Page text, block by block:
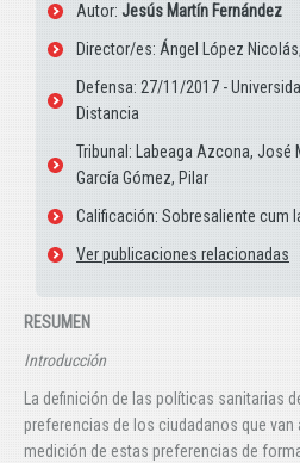
Autor: Jesús Martín Fernández
Director/es: Ángel López
Defensa: 27/11/2017 -
Distancia
Tribunal: Labeaga Azcona, José
García Gómez, Pilar
Calificación: Sobresaliente cum
Ver publicaciones relacionadas
RESUMEN
Introducción
La definición de las políticas sanitarias
preferencias de los ciudadanos que van
medición de estas preferencias de